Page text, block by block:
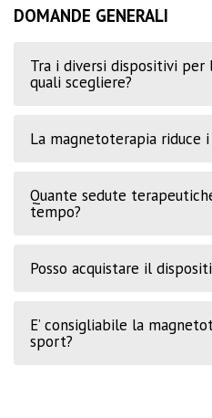
DOMANDE GENERALI
Tra i diversi dispositivi per
quali scegliere?
La magnetoterapia riduce
Quante sedute
tempo?
Posso acquistare il
E’ consigliabile la
sport?